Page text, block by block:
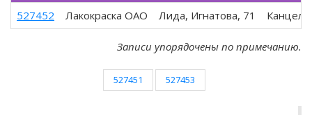
527452
Лакокраска ОАО Лида, Игнатова, 71
Записи упорядочены по примечанию.
527451 527453